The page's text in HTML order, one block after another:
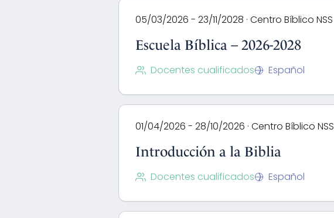
05/03/2026 - 23/11/2028 · Centro Bíblico NSS
Escuela Bíblica – 2026-2028
Docentes cualificados Español
01/04/2026 - 28/10/2026 · Centro Bíblico NSS
Introducción a la Biblia
Docentes cualificados Español